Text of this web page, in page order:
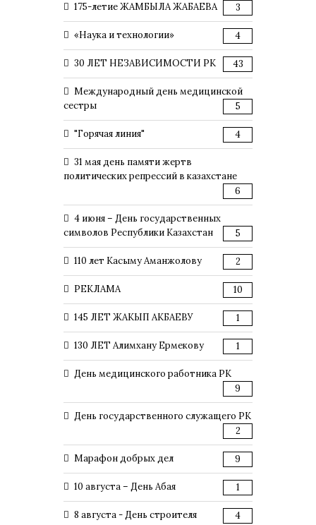
175-летие ЖАМБЫЛА ЖАБАЕВА 3
«Наука и технологии» 4
30 ЛЕТ НЕЗАВИСИМОСТИ РК 43
Международный день медицинской
сестры
5
"Горячая линия" 4
31 мая день памяти жертв
политических репрессий в казахстане
6
4 июня – День государственных
символов Республики Казахстан
5
110 лет Касыму Аманжолову 2
РЕКЛАМА 10
145 ЛЕТ ЖАКЫП АКБАЕВУ 1
130 ЛЕТ Алимхану Ермекову 1
День медицинского работника РК
9
День государственного служащего РК
2
Марафон добрых дел 9
10 августа – День Абая 1
8 августа - День строителя 4